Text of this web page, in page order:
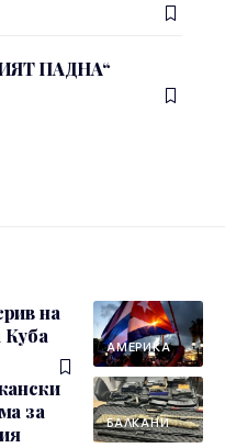
ПАДНА“
АМЕРИКА
на
Куба
БАЛКАНИ
за